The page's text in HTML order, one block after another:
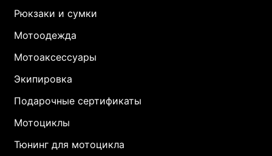
Рюкзаки и сумки
Мотоодежда
Мотоаксессуары
Экипировка
Подарочные сертификаты
Мотоциклы
Тюнинг для мотоцикла